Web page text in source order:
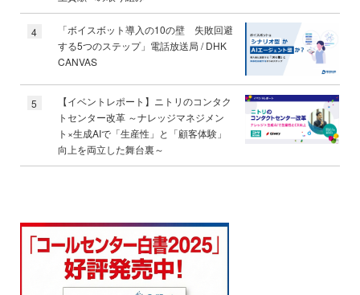
4
「ボイスボット導入の10の壁 失敗回避
する5つのステップ」電話放送局 / DHK
CANVAS
5
【イベントレポート】ニトリのコンタク
トセンター改革 ～ナレッジマネジメン
ト×生成AIで「生産性」と「顧客体験」
向上を両立した舞台裏～